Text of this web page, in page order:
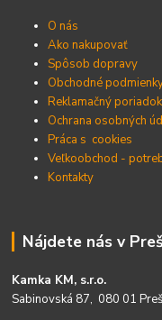
O nás
Ako nakupovať
Spôsob dopravy
Obchodné
Reklamačný poriadok
Ochrana osobných
Práca s cookies
Veľkoobchod -
Kontakty
Nájdete nás v
Kamka KM, s.r.o.
Sabinovská 87, 080 01